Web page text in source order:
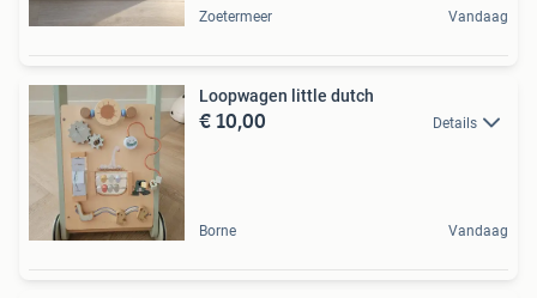
Zoetermeer Vandaag
Loopwagen little dutch
€ 10,00 Details
Borne Vandaag